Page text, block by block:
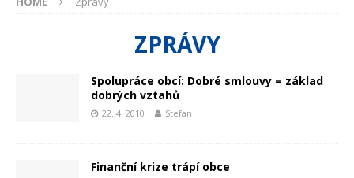
ZPRÁVY
Spolupráce obcí: Dobré smlouvy = základ
dobrých vztahů
22. 4. 2010 Stefan
Finanční krize trápí obce